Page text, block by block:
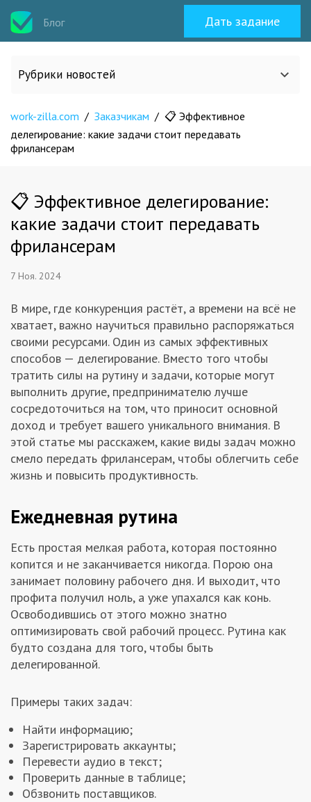
Блог Дать задание
Рубрики новостей
Все статьи
О work-zilla.com
Кейсы
Новости сервиса
Заказчикам
Полезное
Гости
work-zilla.com / Заказчикам / 📋 Эффективное
делегирование: какие задачи стоит передавать
фрилансерам
📋 Эффективное делегирование:
какие задачи стоит передавать
фрилансерам
7 Ноя. 2024
В мире, где конкуренция растёт, а времени на всё не
хватает, важно научиться правильно распоряжаться
своими ресурсами. Один из самых эффективных
способов — делегирование. Вместо того чтобы
тратить силы на рутину и задачи, которые могут
выполнить другие, предпринимателю лучше
сосредоточиться на том, что приносит основной
доход и требует вашего уникального внимания. В
этой статье мы расскажем, какие виды задач можно
смело передать фрилансерам, чтобы облегчить себе
жизнь и повысить продуктивность.
Ежедневная рутина
Есть простая мелкая работа, которая постоянно
копится и не заканчивается никогда. Порою она
занимает половину рабочего дня. И выходит, что
профита получил ноль, а уже упахался как конь.
Освободившись от этого можно знатно
оптимизировать свой рабочий процесс. Рутина как
будто создана для того, чтобы быть
делегированной.
Примеры таких задач:
Найти информацию;
Зарегистрировать аккаунты;
Перевести аудио в текст;
Проверить данные в таблице;
Обзвонить поставщиков.